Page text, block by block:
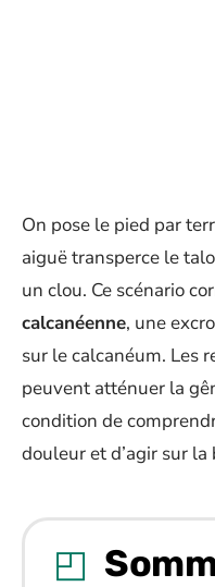
On pose le pied par
aiguë transperce le
un clou. Ce scénario
calcanéenne, une
sur le calcanéum. Les
peuvent atténuer la
condition de
douleur et d’agir sur la